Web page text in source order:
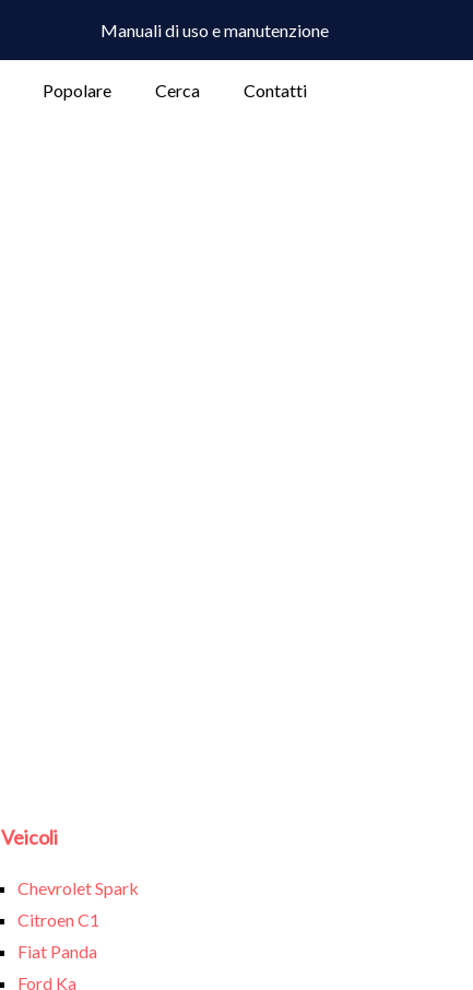
Manuali di uso e manutenzione
Popolare Cerca Contatti
Veicoli
Chevrolet Spark
Citroen C1
Fiat Panda
Ford Ka